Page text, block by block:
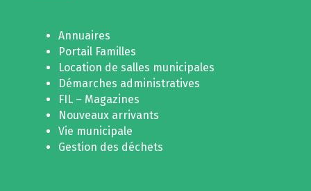
Annuaires
Portail Familles
Location de salles municipales
Démarches administratives
FIL – Magazines
Nouveaux arrivants
Vie municipale
Gestion des déchets